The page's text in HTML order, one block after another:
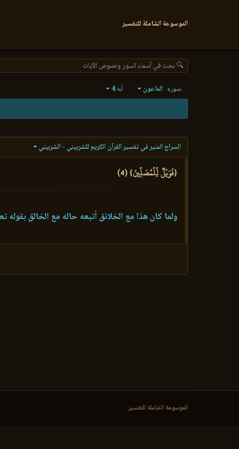
الموسوعة الشاملة للتفسير
🔍 بحث في أسماء السور ونصوص الآيات
سورة الماعون آية4
السراج المنير في تفسير القرآن الكريم للشربيني - الشربيني
{فَوَيۡلٞ لِّلۡمُصَلِّينَ} (4)
ولما كان هذا مع الخلائق أتبعه حاله مع الخالق بقوله
الموسوعة الشاملة للتفسير